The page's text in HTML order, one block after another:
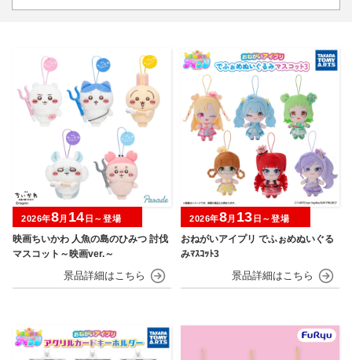
映画ちいかわ 人魚の島のひみつ 討伐
マスコット～映画ver.～
2026年8月 14 日～登場
おねがいアイプリ でふぉめぬいぐる
みﾏｽｺｯﾄ3
2026年8月 13 日～登場